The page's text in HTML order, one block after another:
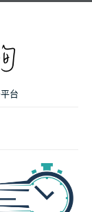
台